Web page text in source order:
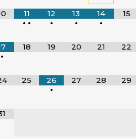
11
• •
12
•
13
•
14
•
15
•
18 19 20 21 22
25
26
•
27 28 29